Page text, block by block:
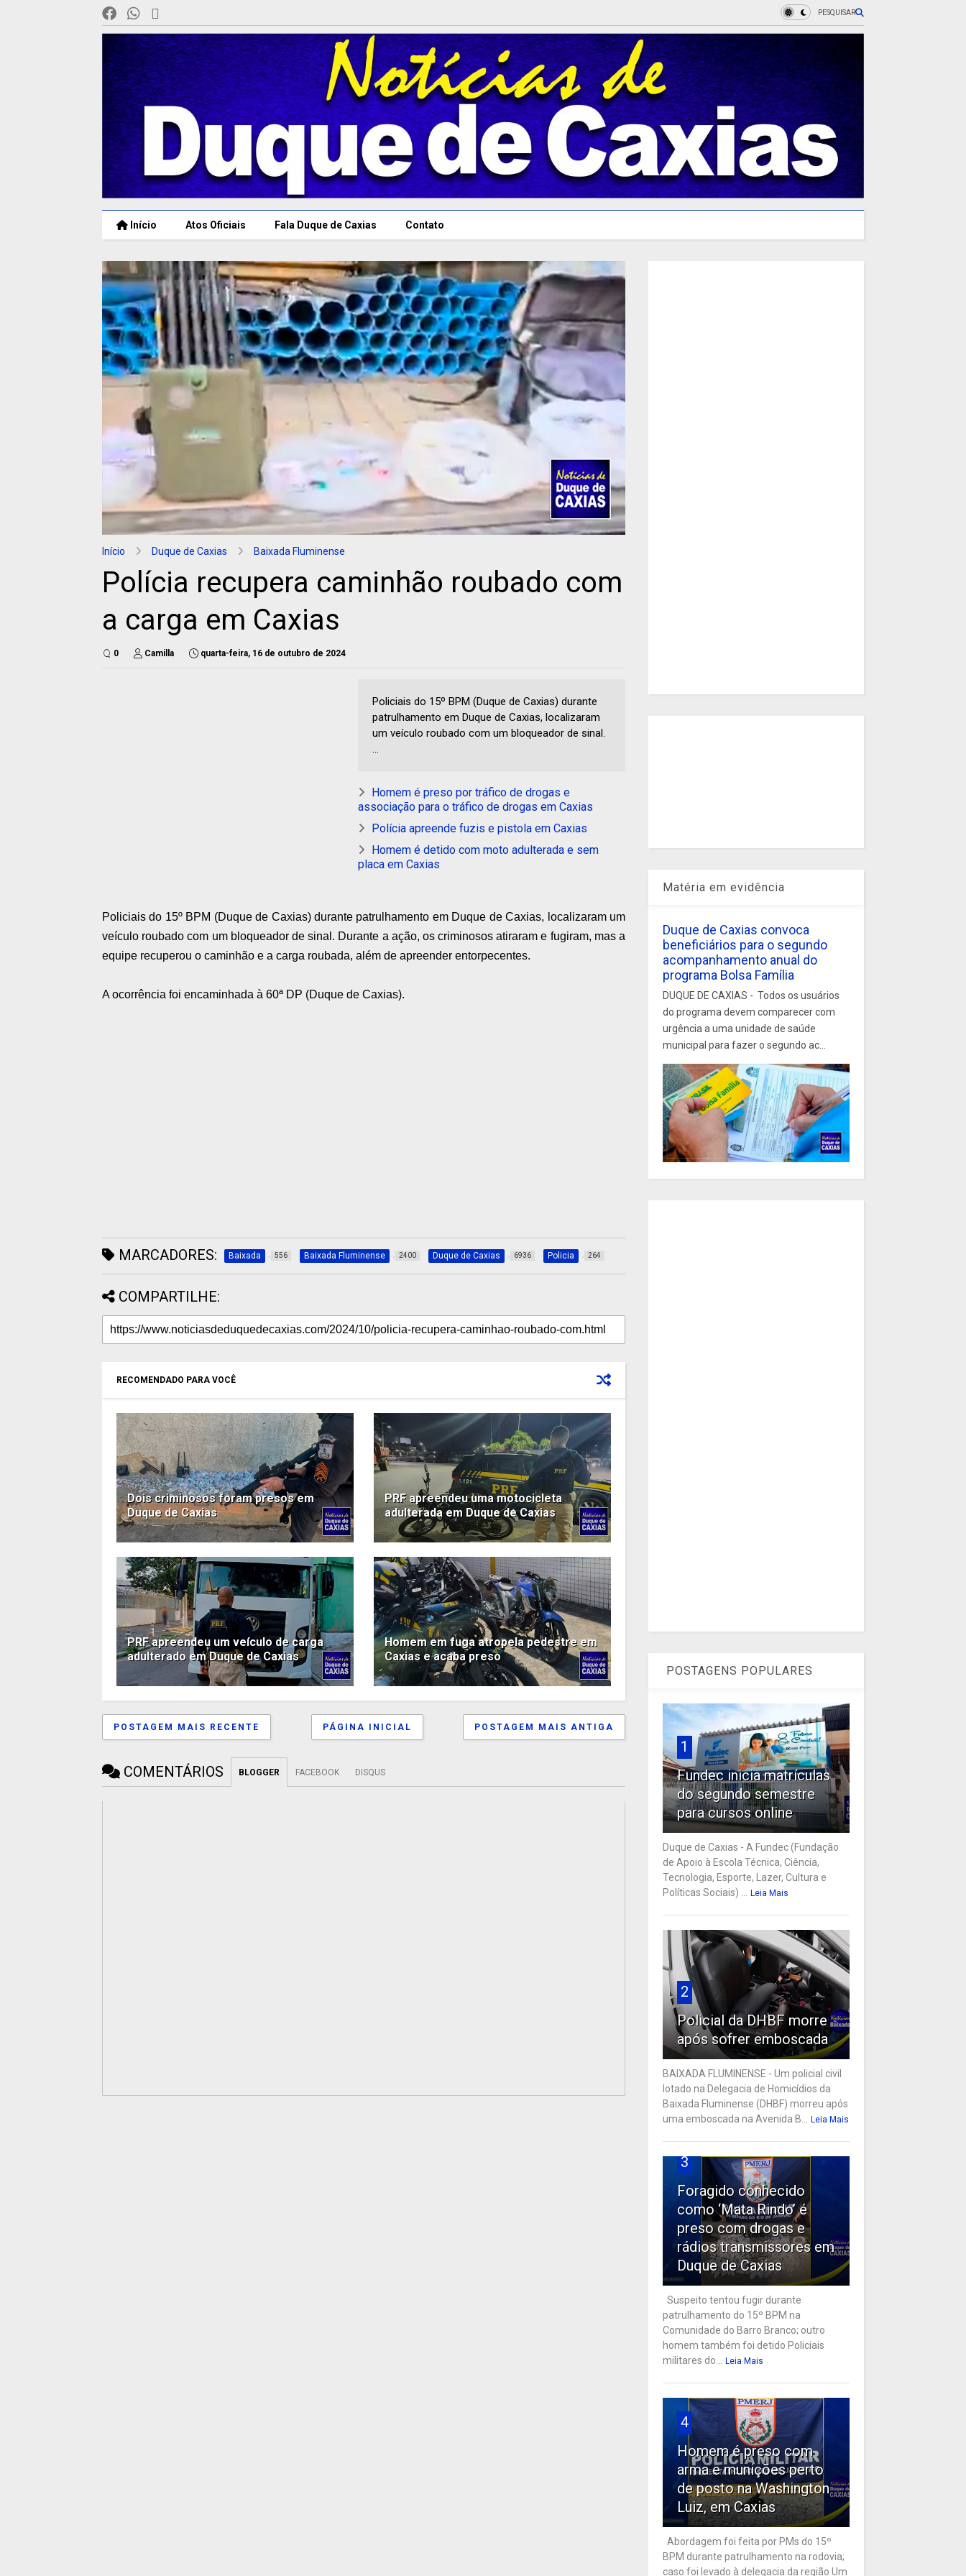
PESQUISAR
Início Atos Oficiais Fala Duque de Caxias Contato
Início Duque de Caxias Baixada Fluminense
Polícia recupera caminhão roubado com
a carga em Caxias
0 Camilla quarta-feira, 16 de outubro de 2024
Policiais do 15º BPM (Duque de Caxias) durante
patrulhamento em Duque de Caxias, localizaram
um veículo roubado com um bloqueador de sinal.
...
Homem é preso por tráfico de drogas e
associação para o tráfico de drogas em Caxias
Polícia apreende fuzis e pistola em Caxias
Homem é detido com moto adulterada e sem
placa em Caxias
Policiais do 15º BPM (Duque de Caxias) durante patrulhamento em Duque de Caxias, localizaram um
veículo roubado com um bloqueador de sinal. Durante a ação, os criminosos atiraram e fugiram, mas a
equipe recuperou o caminhão e a carga roubada, além de apreender entorpecentes.
A ocorrência foi encaminhada à 60ª DP (Duque de Caxias).
MARCADORES: Baixada 556 Baixada Fluminense 2400 Duque de Caxias 6936 Policia 264
COMPARTILHE:
RECOMENDADO PARA VOCÊ
Dois criminosos foram presos em
Duque de Caxias
PRF apreendeu uma motocicleta
adulterada em Duque de Caxias
PRF apreendeu um veículo de carga
adulterado em Duque de Caxias
Homem em fuga atropela pedestre em
Caxias e acaba preso
POSTAGEM MAIS RECENTE POSTAGEM MAIS ANTIGA
PÁGINA INICIAL
COMENTÁRIOS BLOGGER FACEBOOK DISQUS
Matéria em evidência
Duque de Caxias convoca
beneficiários para o segundo
acompanhamento anual do
programa Bolsa Família
DUQUE DE CAXIAS - Todos os usuários
do programa devem comparecer com
urgência a uma unidade de saúde
municipal para fazer o segundo ac...
POSTAGENS POPULARES
1
Fundec inicia matrículas
do segundo semestre
para cursos online
Duque de Caxias - A Fundec (Fundação
de Apoio à Escola Técnica, Ciência,
Tecnologia, Esporte, Lazer, Cultura e
Políticas Sociais) ...
Leia Mais
2
Policial da DHBF morre
após sofrer emboscada
BAIXADA FLUMINENSE - Um policial civil
lotado na Delegacia de Homicídios da
Baixada Fluminense (DHBF) morreu após
uma emboscada na Avenida B...
Leia Mais
3
Foragido conhecido
como ‘Mata Rindo’ é
preso com drogas e
rádios transmissores em
Duque de Caxias
Suspeito tentou fugir durante
patrulhamento do 15º BPM na
Comunidade do Barro Branco; outro
homem também foi detido Policiais
militares do...
Leia Mais
4
Homem é preso com
arma e munições perto
de posto na Washington
Luiz, em Caxias
Abordagem foi feita por PMs do 15º
BPM durante patrulhamento na rodovia;
caso foi levado à delegacia da região Um